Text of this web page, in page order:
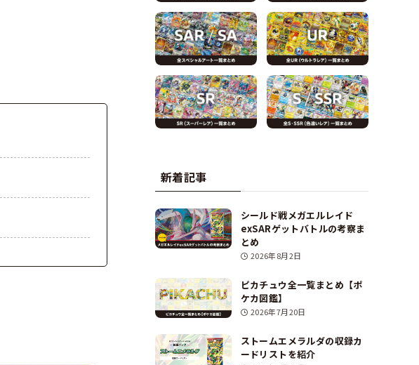
新着記事
シールド戦メガエルレイド
exSARゲットバトルの考察ま
とめ
2026年8月2日
ピカチュウ全一覧まとめ【ポ
ケカ図鑑】
2026年7月20日
ストームエメラルダの収録カ
ードリストを紹介